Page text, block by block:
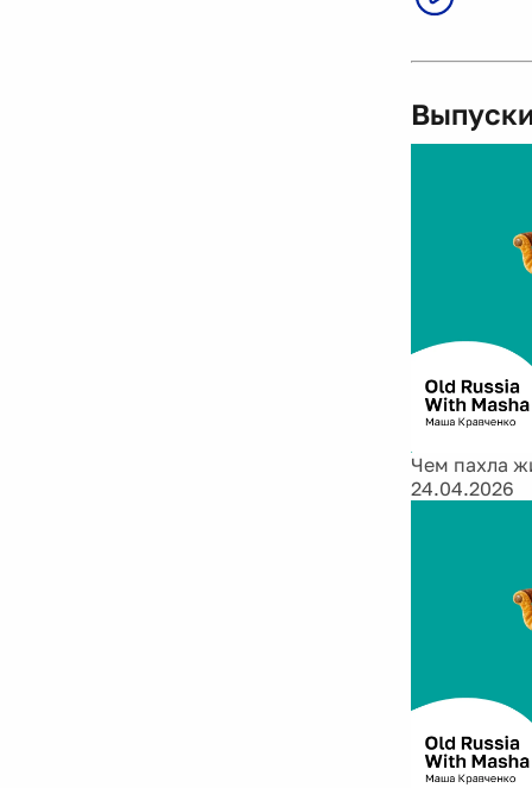
Чем пахла
24.04.2026